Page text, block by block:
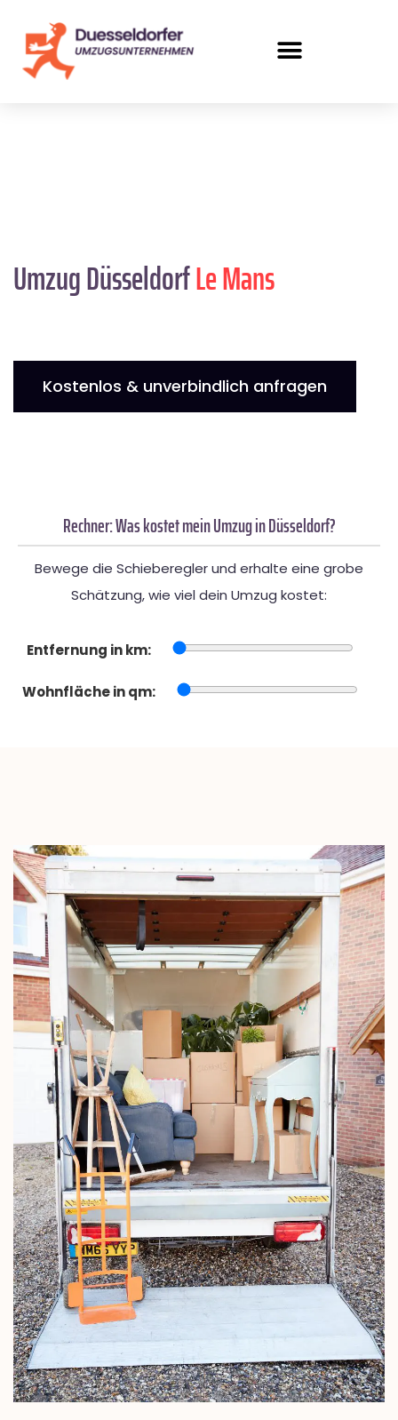
Umzug DüsseldorfLe Mans
Kostenlos & unverbindlich anfragen
Rechner: Was kostet mein Umzug in Düsseldorf?
Bewege die Schieberegler und erhalte eine grobe
Schätzung, wie viel dein Umzug kostet:
Entfernung in km:
Wohnfläche in qm: